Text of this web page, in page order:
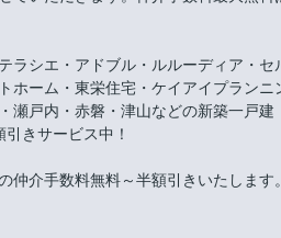
ラシエ・アドブル・ルルーディア・セ
ホーム・東栄住宅・ケイアイプランニ
瀬戸内・赤磐・津山などの新築一戸建
きサービス中！
仲介手数料無料～半額引きいたします